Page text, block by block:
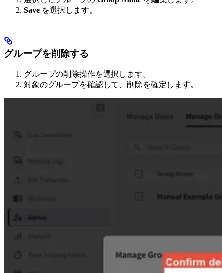
Save を選択します。
グループを削除する
グループの削除操作を選択します。
対象のグループを確認して、削除を確定します。